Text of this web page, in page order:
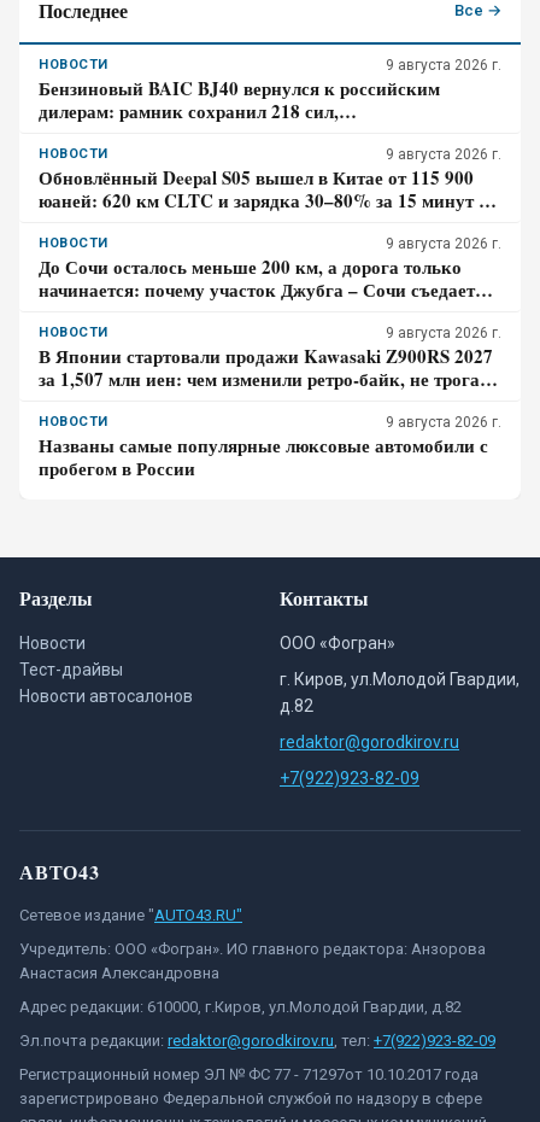
Последнее Все →
НОВОСТИ 9 августа 2026 г.
Бензиновый BAIC BJ40 вернулся к российским
дилерам: рамник сохранил 218 сил,
НОВОСТИ 9 августа 2026 г.
Обновлённый Deepal S05 вышел в Китае от 115 900
юаней: 620 км CLTC и зарядка 30–80% за 15 минут –
НОВОСТИ 9 августа 2026 г.
До Сочи осталось меньше 200 км, а дорога только
начинается: почему участок Джубга – Сочи съедает
НОВОСТИ 9 августа 2026 г.
В Японии стартовали продажи Kawasaki Z900RS 2027
за 1,507 млн иен: чем изменили ретро-байк, не трогая
НОВОСТИ 9 августа 2026 г.
Названы самые популярные люксовые автомобили с
пробегом в России
Разделы
Новости
Тест-драйвы
Новости автосалонов
Контакты
ООО «Фогран»
г. Киров, ул.Молодой Гвардии,
д.82
redaktor@gorodkirov.ru
+7(922)923-82-09
АВТО43
Сетевое издание "AUTO43.RU"
Учредитель: ООО «Фогран». ИО главного редактора: Анзорова
Анастасия Александровна
Адрес редакции: 610000, г.Киров, ул.Молодой Гвардии, д.82
Эл.почта редакции: redaktor@gorodkirov.ru, тел: +7(922)923-82-09
Регистрационный номер ЭЛ № ФС 77 - 71297от 10.10.2017 года
зарегистрировано Федеральной службой по надзору в сфере